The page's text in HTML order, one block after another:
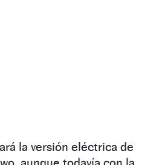
la versión eléctrica de